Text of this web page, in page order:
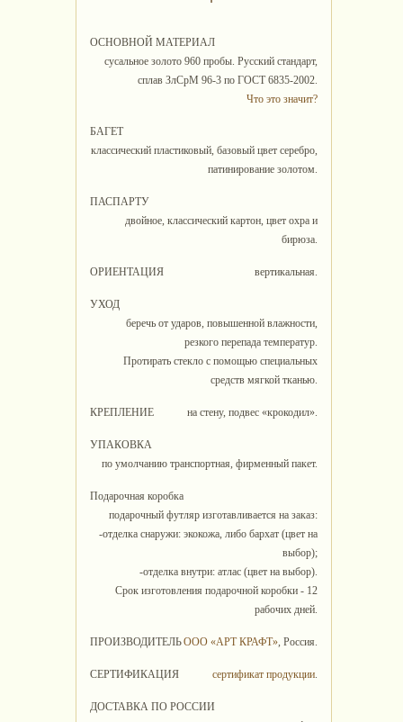
ОСНОВНОЙ МАТЕРИАЛ
сусальное золото 960 пробы. Русский стандарт,
сплав ЗлСрМ 96-3 по ГОСТ 6835-2002.
Что это значит?
БАГЕТ
классический пластиковый, базовый цвет серебро,
патинирование золотом.
ПАСПАРТУ
двойное, классический картон, цвет охра и
бирюза.
ОРИЕНТАЦИЯ вертикальная.
УХОД
беречь от ударов, повышенной влажности,
резкого перепада температур.
Протирать стекло с помощью специальных
средств мягкой тканью.
КРЕПЛЕНИЕ на стену, подвес «крокодил».
УПАКОВКА
по умолчанию транспортная, фирменный пакет.
Подарочная коробка
подарочный футляр изготавливается на заказ:
-отделка снаружи: экокожа, либо бархат (цвет на
выбор);
-отделка внутри: атлас (цвет на выбор).
Срок изготовления подарочной коробки - 12
рабочих дней.
ПРОИЗВОДИТЕЛЬООО «АРТ КРАФТ», Россия.
СЕРТИФИКАЦИЯ сертификат продукции.
ДОСТАВКА ПО РОССИИ